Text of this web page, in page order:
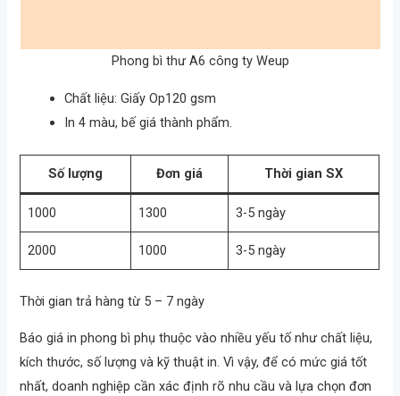
Phong bì thư A6 công ty Weup
Chất liệu: Giấy Op120 gsm
In 4 màu, bế giá thành phẩm.
Số lượng Đơn giá Thời gian SX
1000 1300 3-5 ngày
2000 1000 3-5 ngày
Thời gian trả hàng từ 5 – 7 ngày
Báo giá in phong bì phụ thuộc vào nhiều yếu tố như chất liệu,
kích thước, số lượng và kỹ thuật in. Vì vậy, để có mức giá tốt
nhất, doanh nghiệp cần xác định rõ nhu cầu và lựa chọn đơn